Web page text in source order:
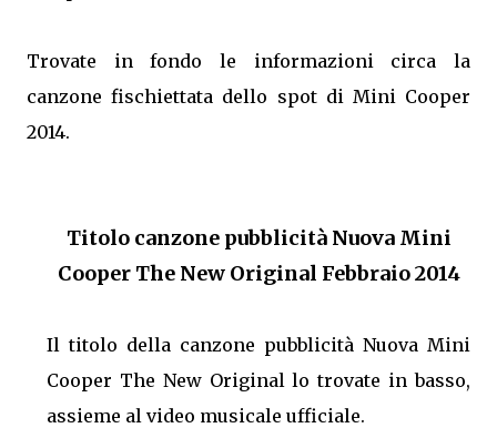
Trovate in fondo le informazioni circa la
canzone fischiettata dello spot di Mini Cooper
2014.
Titolo canzone pubblicità Nuova Mini
Cooper The New Original Febbraio 2014
Il titolo della canzone pubblicità Nuova Mini
Cooper The New Original lo trovate in basso,
assieme al video musicale ufficiale.